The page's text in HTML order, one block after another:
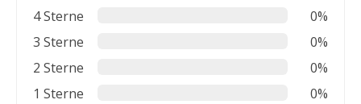
4 Sterne
0%
3 Sterne
0%
2 Sterne
0%
1 Sterne
0%